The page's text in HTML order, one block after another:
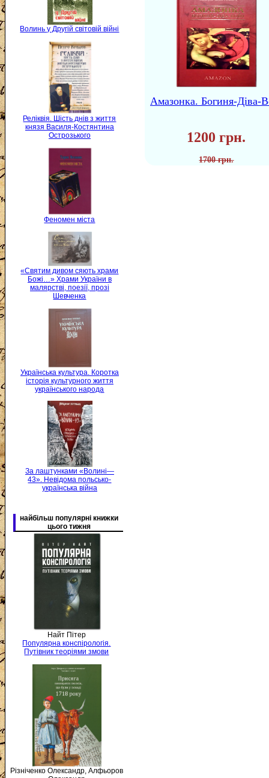
Волинь у Другій світовій війні
Реліквія. Шість днів з життя
князя Василя-Костянтина
Острозького
Феномен міста
«Святим дивом сяють храми
Божі…» Храми України в
малярстві, поезії, прозі
Шевченка
Українська культура. Коротка
історія культурного життя
українського народа
За лаштунками «Волині—
43». Невідома польсько-
українська війна
найбільш популярні книжки
цього тижня
Найт Пітер
Популярна конспірологія.
Путівник теоріями змови
Різніченко Олександр, Алфьоров
Амазонка. Богиня-Діва-
1200 грн.
1700 грн.